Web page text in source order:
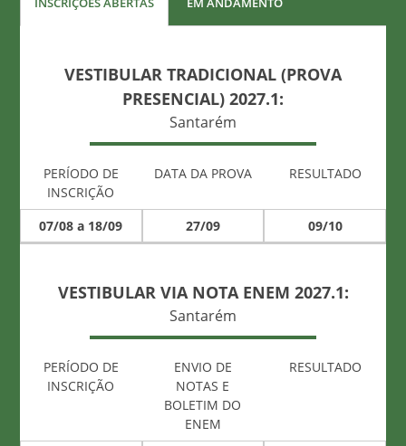
VESTIBULAR TRADICIONAL (PROVA
PRESENCIAL) 2027.1:
Santarém
PERÍODO DE
INSCRIÇÃO
DATA DA PROVA RESULTADO
07/08 a 18/09 27/09 09/10
VESTIBULAR VIA NOTA ENEM 2027.1:
Santarém
PERÍODO DE
INSCRIÇÃO
ENVIO DE
NOTAS E
BOLETIM DO
ENEM
RESULTADO